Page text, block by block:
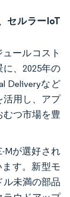
セルラーIoT
ールコスト
、2025年の
Deliveryなど
活用し、アプ
むつ市場を豊
Mが選好され
す。新型モ
ル未満の部品